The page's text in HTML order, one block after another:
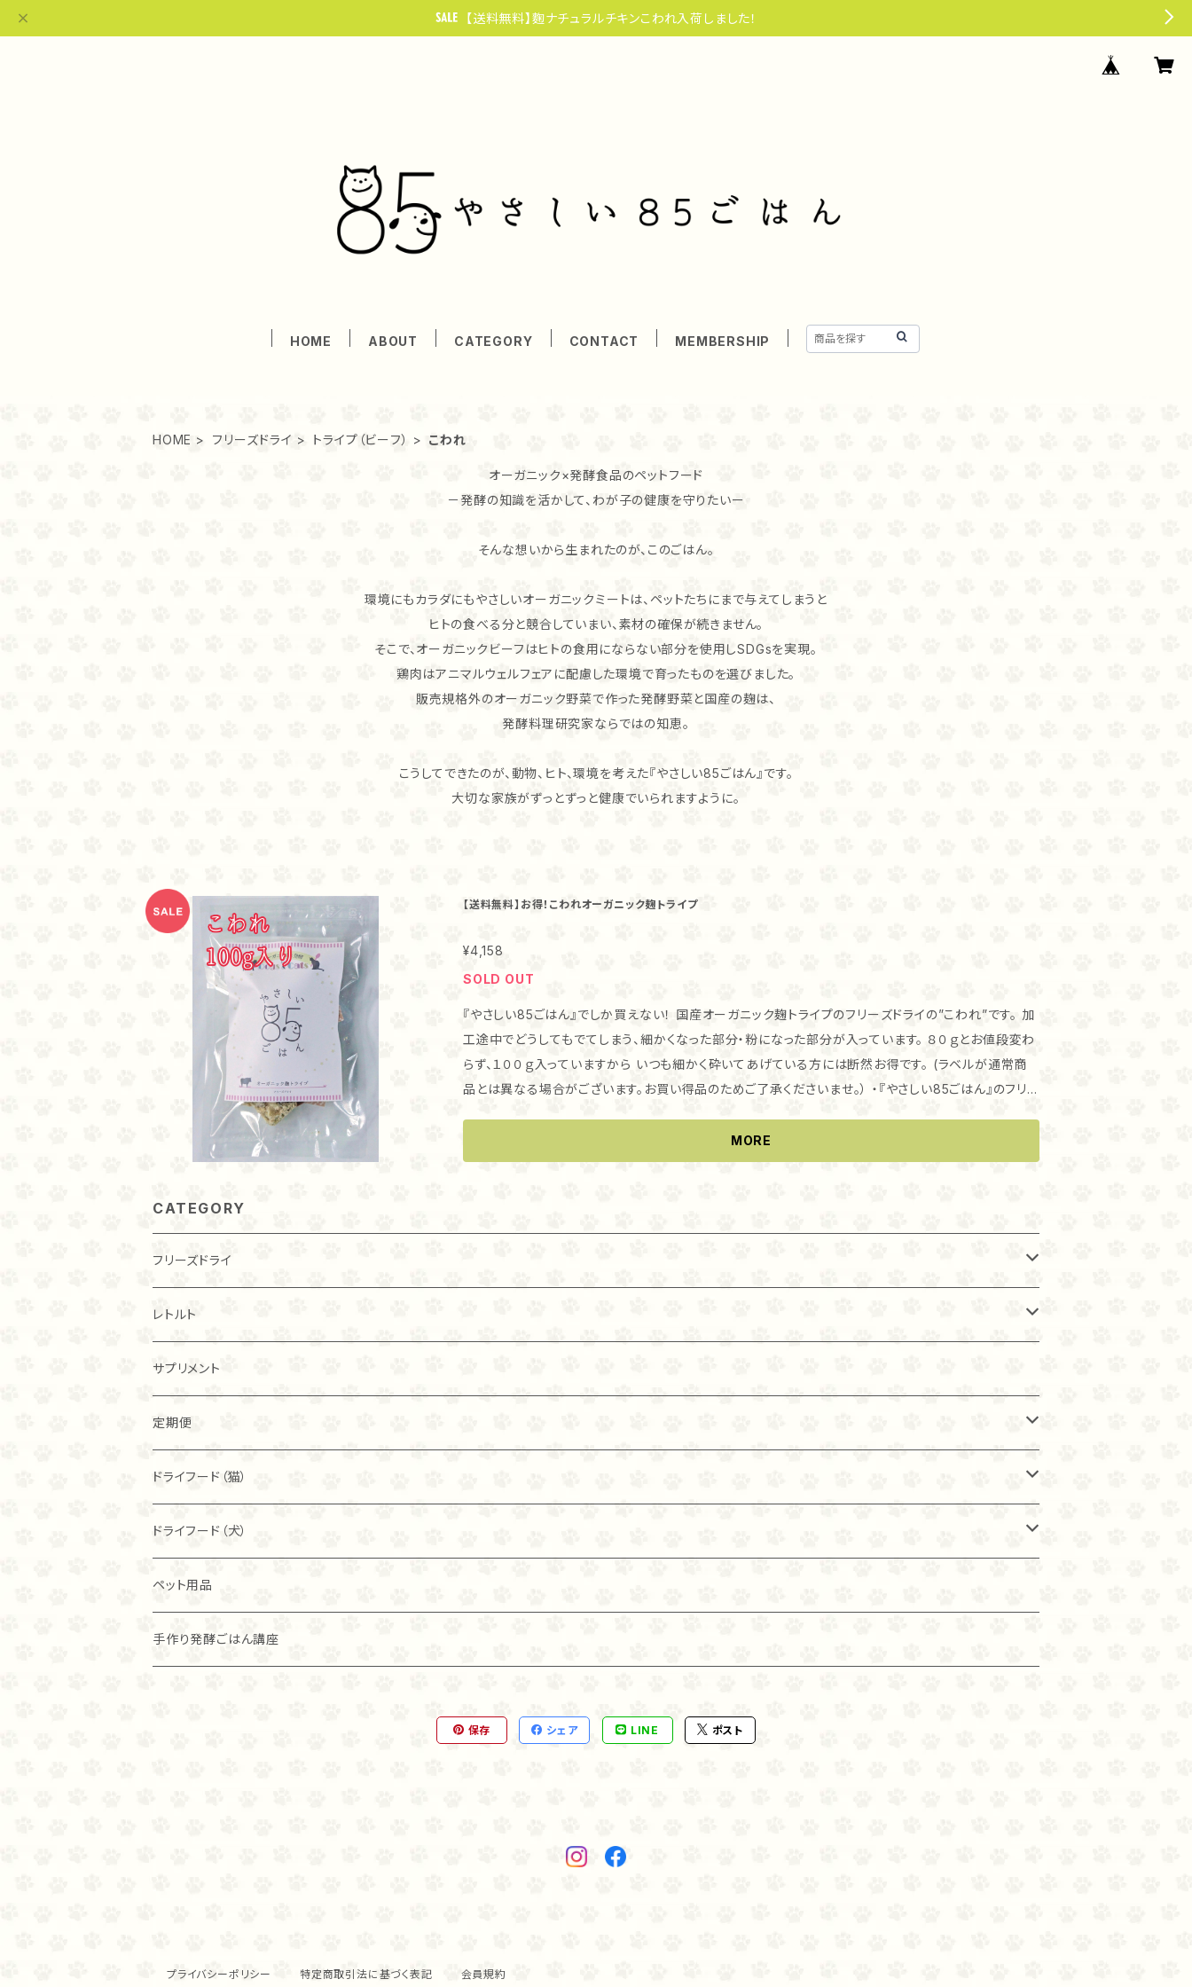
【送料無料】麴ナチュラルチキンこわれ入荷しました！
HOME ABOUT CATEGORY CONTACT MEMBERSHIP
HOME フリーズドライ トライプ（ビーフ） こわれ
オーガニック×発酵食品のペットフード
－発酵の知識を活かして、わが子の健康を守りたいー
そんな想いから生まれたのが、このごはん。
環境にもカラダにもやさしいオーガニックミートは、ペットたちにまで与えてしまうと
ヒトの食べる分と競合していまい、素材の確保が続きません。
そこで、オーガニックビーフはヒトの食用にならない部分を使用しSDGsを実現。
鶏肉はアニマルウェルフェアに配慮した環境で育ったものを選びました。
販売規格外のオーガニック野菜で作った発酵野菜と国産の麹は、
発酵料理研究家ならではの知恵。
こうしてできたのが、動物、ヒト、環境を考えた『やさしい85ごはん』です。
大切な家族がずっとずっと健康でいられますように。
【送料無料】お得！こわれオーガニック麹トライプ
¥4,158
SOLD OUT
『やさしい85ごはん』でしか買えない！ 国産オーガニック麹トライプのフリーズドライの”こわれ”です。 加
工途中でどうしてもでてしまう、細かくなった部分・粉になった部分が入っています。 ８０ｇとお値段変わ
らず、１００ｇ入っていますから いつも細かく砕いてあげている方には断然お得です。 (ラベルが通常商
品とは異なる場合がございます。お買い得品のためご了承くださいませ。） ・『やさしい85ごはん』のフリ
作りました。 フリーズドライに麹をあわせた整腸効果が期待できるフリーズドライは『やさしい85ごはん』
だけ！ ・飲む点滴！甘麹 麹菌による整腸効果のほか、ビタミン、ミネラルが豊富で、飲む点滴とも呼ばれ
ん、麹の酵素でタンパク質が消化されやすくなっていますから、高齢で消化吸収力が落ちてきた子や食が
た食感が苦手な子にはお湯で戻して柔らかくしてあげることもできるので、その子にあった食べさせ方を
MORE
CATEGORY
フリーズドライ
チキン
20ｇ
40ｇ
トライプ（ビーフ）
40ｇ
80ｇ
カンガルー
40ｇ
80ｇ
レトルト
チキン
トライプ（ビーフ）
フィッシュ
カンガルー
サプリメント
定期便
フリーズドライ
麹ナチュラルチキン（80ｇ）
麹ナチュラルチキン（40ｇ）
麹ナチュラルチキン
麹ナチュラルカンガルー
グラスフェッド麴トライプ
ドライフード（猫）
ブリスミックス
チキン
アレヴァ
ラム
アカナ
ドライフード（犬）
アカナ
アレヴァ
ペット用品
手作り発酵ごはん講座
保存 シェア LINE ポスト
プライバシーポリシー 特定商取引法に基づく表記 会員規約